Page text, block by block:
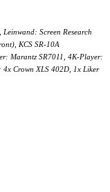
Screen Research
KCS SR-10A
Marantz SR7011, 4K-Player:
Crown XLS 402D, 1x Liker